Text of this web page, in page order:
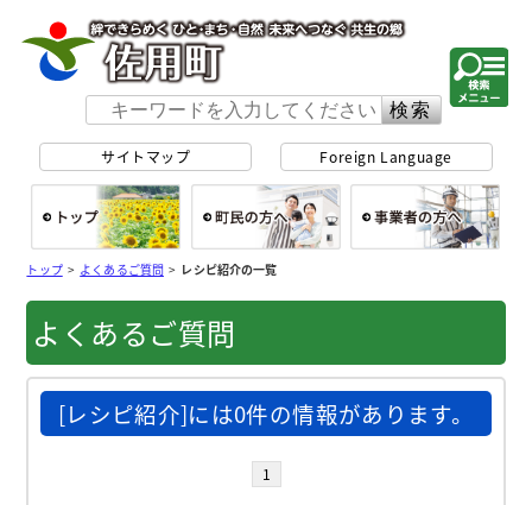
サイトマップ Foreign Language
総合トップ
トップ> よくあるご質問> レシピ紹介の一覧
よくあるご質問
[レシピ紹介]には0件の情報があります。
1